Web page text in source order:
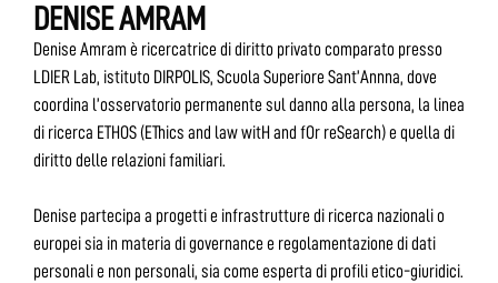
DENISE AMRAM
Denise Amram è ricercatrice di diritto privato comparato presso
LDIER Lab, istituto DIRPOLIS, Scuola Superiore Sant’Annna, dove
coordina l’osservatorio permanente sul danno alla persona, la linea
di ricerca ETHOS (EThics and law witH and fOr reSearch) e quella di
diritto delle relazioni familiari.
Denise partecipa a progetti e infrastrutture di ricerca nazionali o
europei sia in materia di governance e regolamentazione di dati
personali e non personali, sia come esperta di profili etico-giuridici.